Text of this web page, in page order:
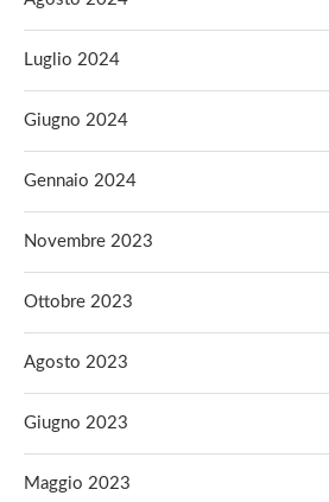
Luglio 2024
Giugno 2024
Gennaio 2024
Novembre 2023
Ottobre 2023
Agosto 2023
Giugno 2023
Maggio 2023